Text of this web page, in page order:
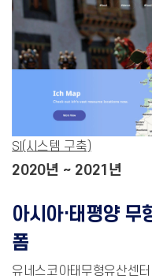
SI(시스템 구축)
2020년 ~ 2021년
아시아·태평양 무
폼
유네스코아태무형유산센터